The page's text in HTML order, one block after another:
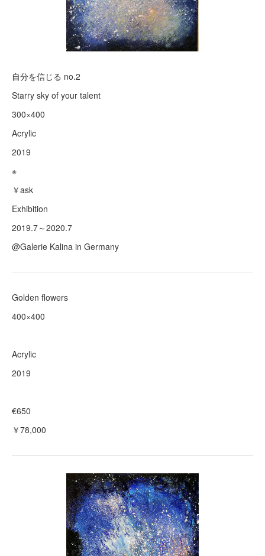
自分を信じる no.2
Starry sky of your talent
300×400
Acrylic
2019
※
￥ask
Exhibition
2019.7～2020.7
@Galerie Kalina in Germany
Golden flowers
400×400
Acrylic
2019
€650
￥78,000